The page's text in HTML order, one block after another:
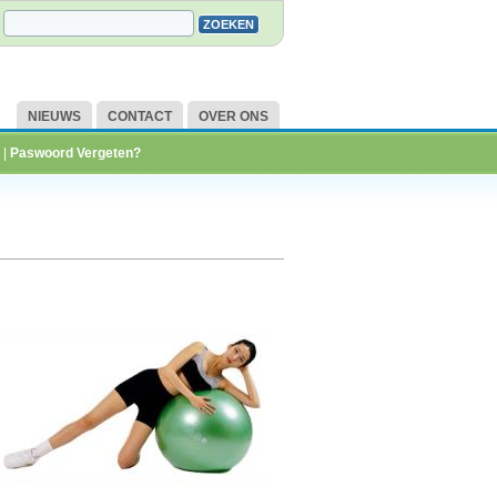
NIEUWS CONTACT OVER ONS
Paswoord Vergeten?